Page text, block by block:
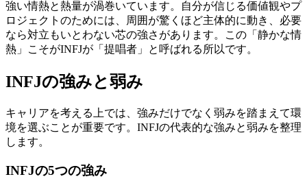
強い情熱と熱量が渦巻いています。自分が信じる価値観やプ
ロジェクトのためには、周囲が驚くほど主体的に動き、必要
なら対立もいとわない芯の強さがあります。この「静かな情
熱」こそがINFJが「提唱者」と呼ばれる所以です。
INFJの強みと弱み
キャリアを考える上では、強みだけでなく弱みを踏まえて環
境を選ぶことが重要です。INFJの代表的な強みと弱みを整理
します。
INFJの5つの強み